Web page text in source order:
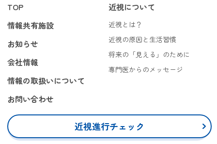
TOP
情報共有施設
お知らせ
会社情報
情報の取扱いについて
お問い合わせ
近視について
近視とは？
近視の原因と生活習慣
将来の「見える」のために
専門医からのメッセージ
近視進行チェック